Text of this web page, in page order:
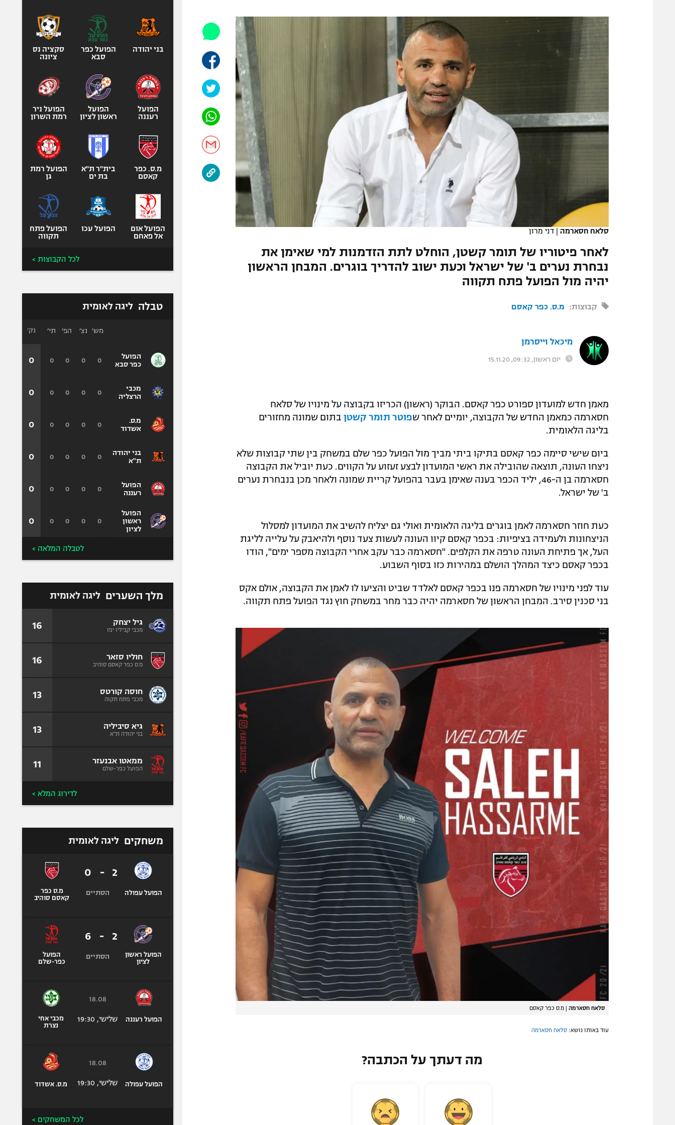
תקנון משתתפים וזוכים בפרסים
תקנון עבור פעילות אלקטרה
תקנון עבור פעילות ספורט 1 – "מרלן"
תנאי שימוש
מדיניות פרטיות
רשיון להקרנה פומבית לבית עסק
הצטרפות לחבילת הערוצים
לוח דרושים – ג'ובנט
המגזין
הפועל תל אביב
הפועל חיפה
הפועל באר שבע
מכבי נתניה
בני יהודה
ליגה סינית
אופניים
ספורט מוטורי
כדורמים
בייסבול MLB
ספורט אתגרי
אומנויות לחימה
גיימינג E-Sports
סלאח חסארמה | דני מרון
לאחר פיטוריו של תומר קשטן, הוחלט לתת הזדמנות למי שאימן את
נבחרת נערים ב' של ישראל וכעת ישוב להדריך בוגרים. המבחן הראשון
יהיה מול הפועל פתח תקווה
קבוצות: מ.ס. כפר קאסם
מיכאל וייסרמן
יום ראשון, 09:32, 15.11.20
מאמן חדש למועדון ספורט כפר קאסם. הבוקר (ראשון) הכריזו בקבוצה על מינויו של סלאח
חסארמה כמאמן החדש של הקבוצה, יומיים לאחר שפוטר תומר קשטן בתום שמונה מחזורים
בליגה הלאומית.
ביום שישי סיימה כפר קאסם בתיקו ביתי מביך מול הפועל כפר שלם במשחק בין שתי קבוצות שלא
ניצחו העונה, תוצאה שהובילה את ראשי המועדון לבצע זעזוע על הקווים. כעת יוביל את הקבוצה
חסארמה בן ה-46, יליד הכפר בענה שאימן בעבר בהפועל קריית שמונה ולאחר מכן בנבחרת נערים
ב' של ישראל.
כעת חוזר חסארמה לאמן בוגרים בליגה הלאומית ואולי גם יצליח להשיב את המועדון למסלול
הניצחונות ולעמידה בציפיות: בכפר קאסם קיוו העונה לעשות צעד נוסף ולהיאבק על עלייה לליגת
העל, אך פתיחת העונה טרפה את הקלפים. "חסארמה כבר עקב אחרי הקבוצה מספר ימים", הודו
בכפר קאסם כיצד המהלך הושלם במהירות כזו בסוף השבוע.
עוד לפני מינויו של חסארמה פנו בכפר קאסם לאלדד שביט והציעו לו לאמן את הקבוצה, אולם אקס
בני סכנין סירב. המבחן הראשון של חסארמה יהיה כבר מחר במשחק חוץ נגד הפועל פתח תקווה.
סלאח חסארמה מ.ס כפר קאסם
עוד באותו נושא: סלאח חסארמה
מה דעתך על הכתבה?
בני יהודה
הפועל כפר
סבא
סקציה נס
ציונה
הפועל
רעננה
הפועל
ראשון לציון
הפועל ניר
רמת השרון
מ.ס. כפר
קאסם
בית"ר ת"א
בת ים
הפועל רמת
גן
הפועל אום
אל פאחם
הפועל עכו
הפועל פתח
תקווה
לכל הקבוצות >
טבלה ליגה לאומית
הפועל
כפר סבא
מכבי
הרצליה
מ.ס.
אשדוד
בני יהודה
ת"א
הפועל
רעננה
הפועל
ראשון
לציון
מש׳ נצ׳ הפ׳ תי׳
0
0
0
0
0
0
0
0
0
0
0
0
0
0
0
0
0
0
0
0
0
0
0
0
נק׳
0
0
0
0
0
0
לטבלה המלאה >
מלך השערים ליגה לאומית
גיל יצחק
מכבי קביליו יפו 16
חוליו סזאר
מ.ס כפר קאסם סוהיב 16
חוסה קורטס
מכבי פתח תקוה 13
גיא סיביליה
בני יהודה ת"א 13
ממאטו אבנעזר
הפועל כפר-שלם 11
לדירוג המלא >
משחקים ליגה לאומית
הפועל עפולה
2
-
0
הסתיים
מ.ס כפר
קאסם סוהיב
הפועל ראשון
לציון
2
-
6
הסתיים
הפועל
כפר-שלם
הפועל רעננה
18.08
שלישי, 19:30
מכבי אחי
נצרת
הפועל עפולה
18.08
שלישי, 19:30 מ.ס. אשדוד
לכל המשחקים >